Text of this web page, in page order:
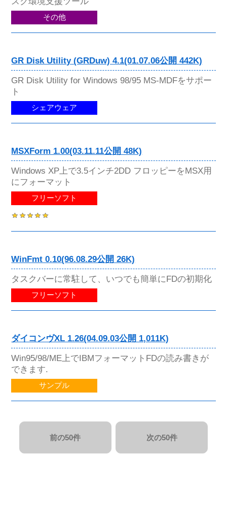
その他
GR Disk Utility (GRDuw) 4.1(01.07.06公開 442K)
GR Disk Utility for Windows 98/95 MS-MDFをサポー
ト
シェアウェア
MSXForm 1.00(03.11.11公開 48K)
Windows XP上で3.5インチ2DD フロッピーをMSX用
にフォーマット
フリーソフト
WinFmt 0.10(96.08.29公開 26K)
タスクバーに常駐して、いつでも簡単にFDの初期化
フリーソフト
ダイコンヴXL 1.26(04.09.03公開 1,011K)
Win95/98/ME上でIBMフォーマットFDの読み書きが
できます.
サンプル
前の50件 次の50件